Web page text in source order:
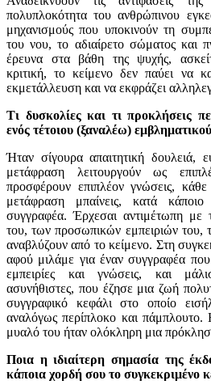
πολυπλοκότητα του ανθρώπινου
μηχανισμούς που υποκινούν τη
του νου, το αδιαίρετο σώματος και
έρευνα στα βάθη της ψυχής,
κριτική, το κείμενο δεν παύει να
εκμετάλλευση και να εκφράζει
Τι δυσκολίες και τι προκλήσεις
ενός τέτοιου (ξαναλέω)
Ήταν σίγουρα απαιτητική δουλειά,
μετάφραση λειτουργούν ως
προσφέρουν επιπλέον γνώσεις,
μετάφραση μπαίνεις, κατά
συγγραφέα. Έρχεσαι αντιμέτωπη με
του, των προσωπικών εμπειριών του,
αναβλύζουν από το κείμενο. Στη
αφού μιλάμε για έναν συγγραφέα που
εμπειρίες και γνώσεις, και
ασυνήθιστες, που έζησε μια ζωή
συγγραφικό κεφάλι στο οποίο
αναλόγως περίπλοκο και
μυαλό του ήταν ολόκληρη μια
Ποια η ιδιαίτερη σημασία της
κάποια χορδή σου το συγκεκριμένο